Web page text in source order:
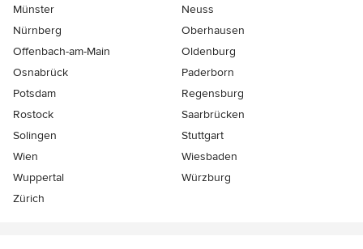
Münster
Neuss
Nürnberg
Oberhausen
Offenbach-am-Main
Oldenburg
Osnabrück
Paderborn
Potsdam
Regensburg
Rostock
Saarbrücken
Solingen
Stuttgart
Wien
Wiesbaden
Wuppertal
Würzburg
Zürich